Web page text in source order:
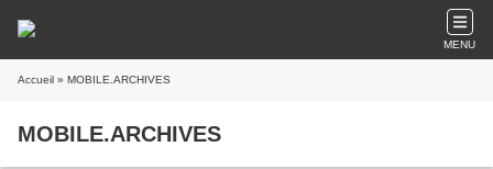
MENU
Accueil » MOBILE.ARCHIVES
MOBILE.ARCHIVES